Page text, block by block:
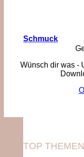
Schmuck
Wünsch dir was -
TOP THEMEN